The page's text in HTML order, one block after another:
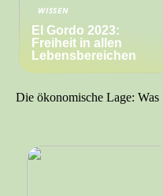
WISSEN
El Gordo 2023:
Freiheit in allen
Lebensbereichen
Die ökonomische Lage: Was